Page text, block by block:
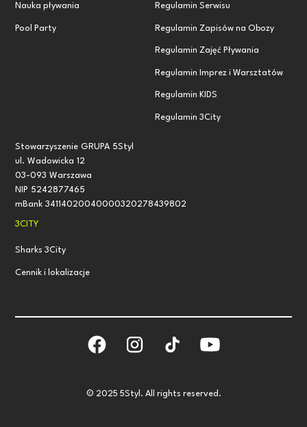
Nauka pływania
Pool Party
Regulamin Serwisu
Regulamin Zapisów na Obozy
Regulamin Zajęć Pływania
Regulamin Imprez i Warsztatów
Regulamin KIDS
Regulamin 3City
Stowarzyszenie GRUPA 5Styl
ul. Wadowicka 12
03-093 Warszawa
NIP 5242877465
mBank 34114020040000320278439802
3CITY
Sharks 3City
Cennik i lokalizacje
© 2025 5Styl. All rights reserved.